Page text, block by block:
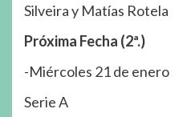
Silveira y Matías Rotela
Próxima Fecha (2ª.)
-Miércoles 21 de enero
Serie A